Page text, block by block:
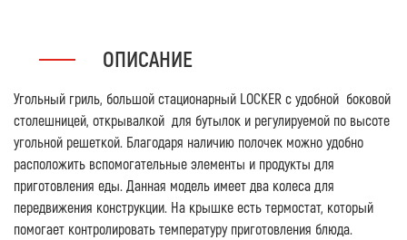
ОПИСАНИЕ
Угольный гриль, большой стационарный LOCKER с удобной боковой
столешницей, открывалкой для бутылок и регулируемой по высоте
угольной решеткой. Благодаря наличию полочек можно удобно
расположить вспомогательные элементы и продукты для
приготовления еды. Данная модель имеет два колеса для
передвижения конструкции. На крышке есть термостат, который
помогает контролировать температуру приготовления блюда.